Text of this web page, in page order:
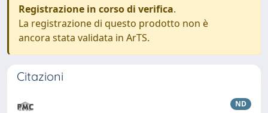
Registrazione in corso di verifica.
La registrazione di questo prodotto non è
ancora stata validata in ArTS.
Citazioni
ND